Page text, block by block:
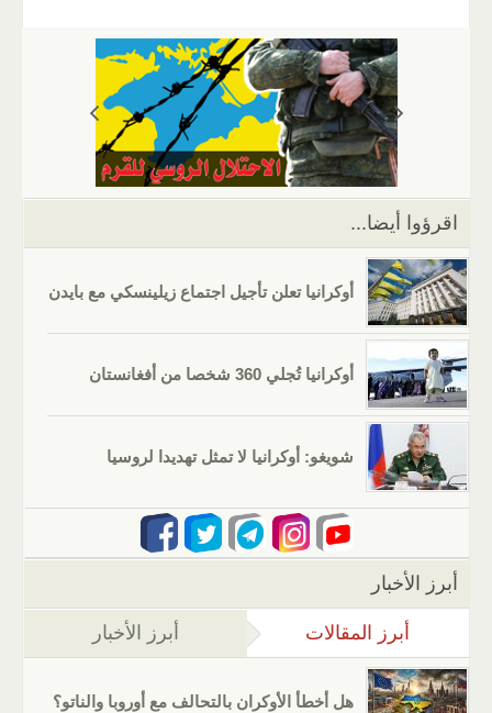
k
er
e
dI
n
g
er
gr
a
m
s
A
p
p
اقرؤوا أيضا...
أوكرانيا تعلن تأجيل اجتماع زيلينسكي مع بايدن
أوكرانيا تُجلي 360 شخصا من أفغانستان
شويغو: أوكرانيا لا تمثل تهديدا لروسيا
أبرز الأخبار
أبرز المقالات (علامة التبويب النشطة)
أبرز الأخبار
هل أخطأ الأوكران بالتحالف مع أوروبا والناتو؟